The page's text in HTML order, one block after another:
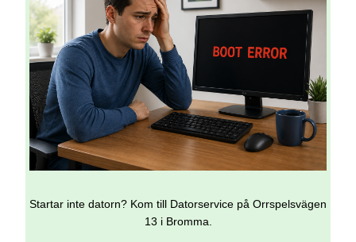
Startar inte datorn? Kom till Datorservice på Orrspelsvägen
13 i Bromma.